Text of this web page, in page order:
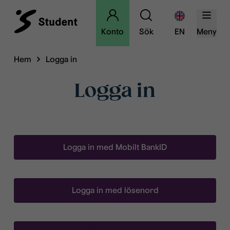
Konto Sök EN Meny
Hem Logga in
Logga in
Logga in med Mobilt BankID
Logga in med lösenord